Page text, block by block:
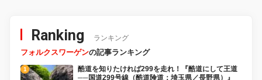
Ranking ランキング
フォルクスワーゲンの記事ランキング
酷道を知りたければ299を走れ！『酷道にして王道
──国道299号線（酷道険道：埼玉県／長野県）』